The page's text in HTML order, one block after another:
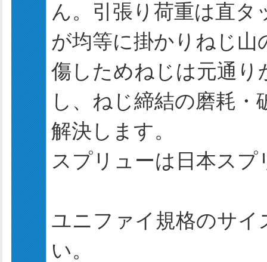
ん。引張り荷重は直タ
が均等に掛かりねじ山
傷しためねじは元通り
し、ねじ締結の磨耗・
解決します。
スプリューは日本ス
ユニファイ規格のサイ
い。